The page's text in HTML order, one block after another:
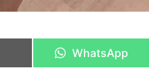
en
WhatsApp
en